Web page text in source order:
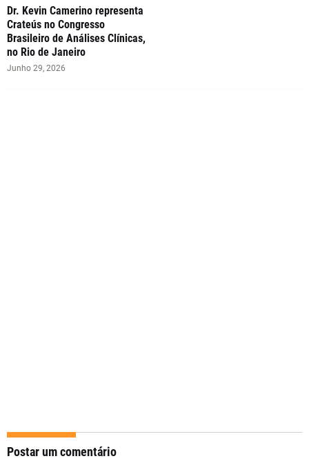
Dr. Kevin Camerino representa
Crateús no Congresso
Brasileiro de Análises Clínicas,
no Rio de Janeiro
Junho 29, 2026
Postar um comentário